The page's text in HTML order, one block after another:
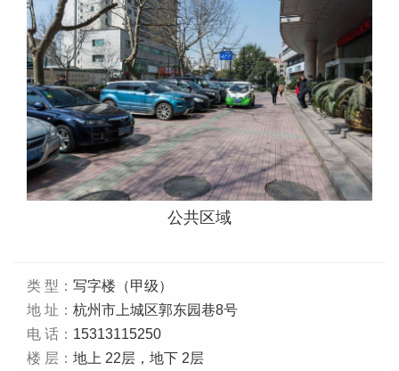
公共区域
类 型： 写字楼（甲级）
地 址： 杭州市上城区郭东园巷8号
电 话： 15313115250
楼 层： 地上 22层，地下 2层